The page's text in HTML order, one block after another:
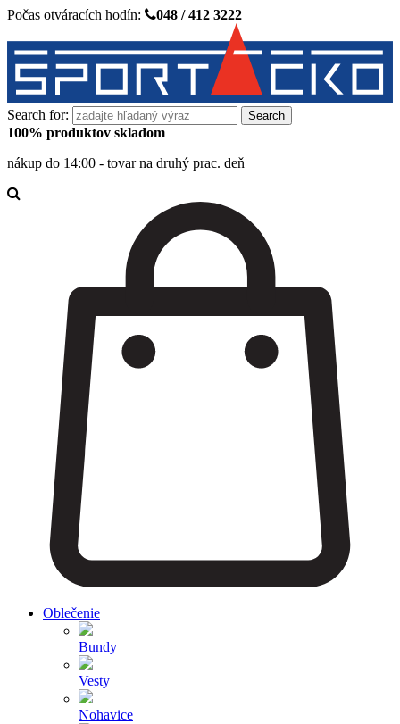
Počas otváracích hodín: 048 / 412 3222
Search for:
100% produktov skladom
nákup do 14:00 - tovar na druhý prac. deň
Oblečenie
Bundy
Vesty
Nohavice